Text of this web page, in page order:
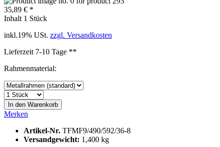
35,89 € *
Inhalt 1 Stück
inkl.19% USt. zzgl. Versandkosten
Lieferzeit 7-10 Tage **
Rahmenmaterial:
In den Warenkorb
Merken
Artikel-Nr. TFMF9/490/592/36-8
Versandgewicht: 1,400 kg